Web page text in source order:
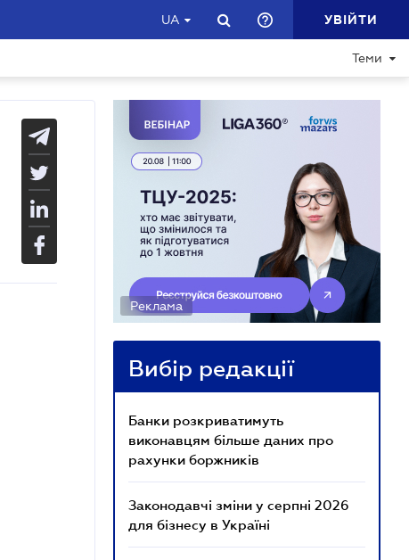
UA УВІЙТИ
Теми
Реклама
Вибір редакції
Банки розкриватимуть
виконавцям більше даних про
рахунки боржників
Законодавчі зміни у серпні 2026
для бізнесу в Україні